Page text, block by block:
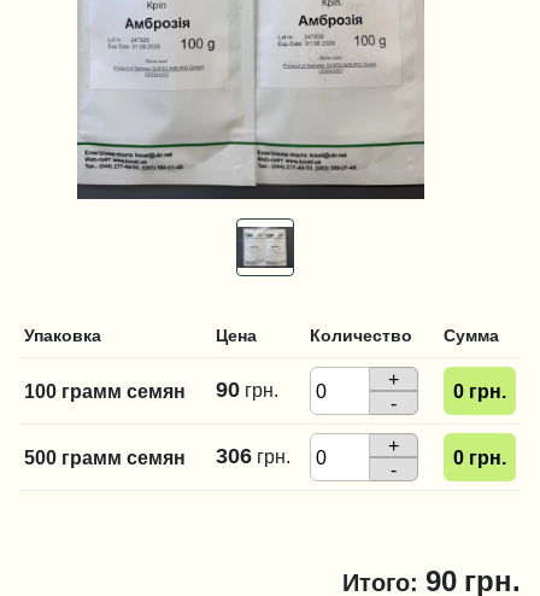
Упаковка Цена Количество Сумма
100 грамм семян 90 грн.
+
-
0 грн.
500 грамм семян 306 грн.
+
-
0 грн.
Итого: 90 грн.